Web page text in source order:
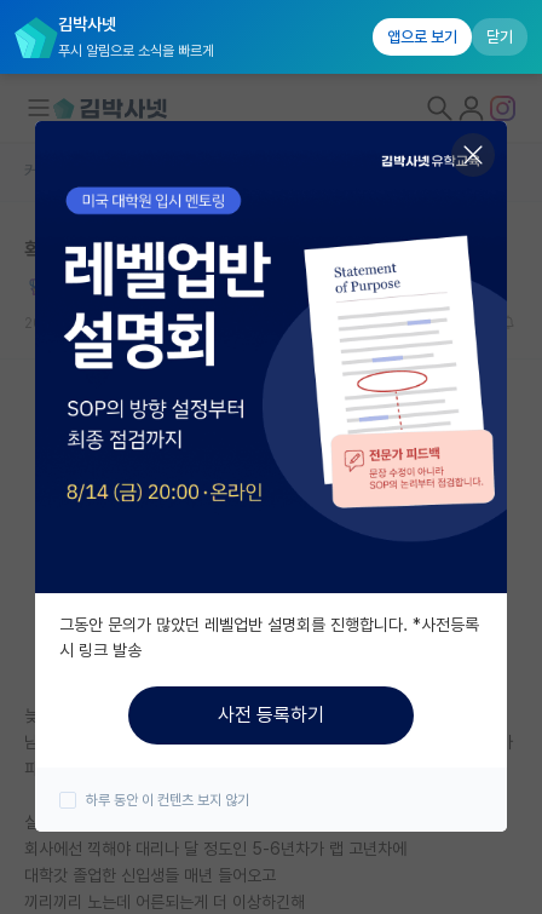
김박사넷
푸시 알림으로 소식을 빠르게
앱으로 보기 닫기
대학원생 모집
국내대학원 정보
연구실&오픈랩
커뮤니티
커뮤니티 홈
전체글보기
베스트 게시판
자유 게시판(아무개랩)
미국 유학 게시판
미국 대학원 합격 후기 게시판
대학원생 모집 게시판
연구실(PI) 홍보 게시판
석박사 채용 정보 게시판
커뮤니티 홈
확실히 대학원생들이
무심한 그레고어 멘델
2024.05.07 14 9197
늦게 철들기는 하는듯
남들 다 돈벌고 사회생활하면서 주식하고 결혼하고 애낳고 돈생각하면서 아
파트 영끌하네마네 하고있을때
실질적으로 상사는 교수하나 뿐이고
회사에선 끽해야 대리나 달 정도인 5-6년차가 랩 고년차에
대학갓 졸업한 신입생들 매년 들어오고
끼리끼리 노는데 어른되는게 더 이상하긴해
그동안 문의가 많았던 레벨업반 설명회를 진행합니다. *사전등록
시 링크 발송
사전 등록하기
하루 동안 이 컨텐츠 보지 않기